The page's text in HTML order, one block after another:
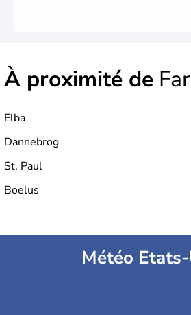
À proximité de
Elba
Dannebrog
St. Paul
Boelus
Météo